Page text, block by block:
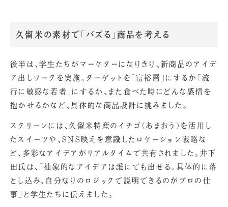
久留米の素材で「バズる」商品を考える
後半は、学生たちがマーケターになりきり、新商品のアイデ
ア出しワークを実施。ターゲットを「富裕層」にするか「流
行に敏感な若者」にするか、また食べた時にどんな感情を
抱かせるかなど、具体的な商品設計に挑みました。
スクリーンには、久留米特産のイチゴ（あまおう）を活用し
たスイーツや、SNS映えを意識したロケーション戦略な
ど、多彩なアイデアがリアルタイムで共有されました。井下
田氏は、「抽象的なアイデアは誰にでも出せる。具体的に落
とし込み、自分なりのロジックで説明できるのがプロの仕
事」と学生たちに伝えました。